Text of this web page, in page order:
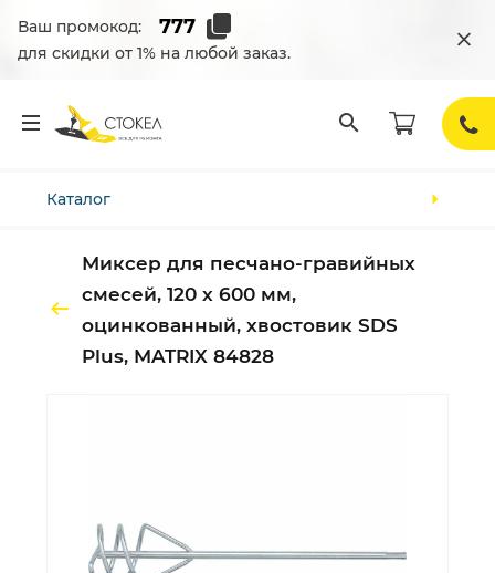
Ваш промокод:
для скидки от 1% на любой заказ.
Каталог
Миксер для песчано-гравийных
смесей, 120 х 600 мм,
оцинкованный, хвостовик SDS
Plus, MATRIX 84828